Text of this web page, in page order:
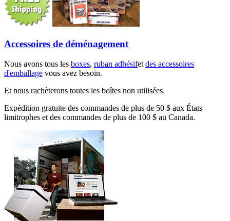
Accessoires de déménagement
Nous avons tous les boxes, ruban adhésifet des accessoires
d'emballage vous avez besoin.
Et nous rachèterons toutes les boîtes non utilisées.
Expédition gratuite des commandes de plus de 50 $ aux États
limitrophes et des commandes de plus de 100 $ au Canada.